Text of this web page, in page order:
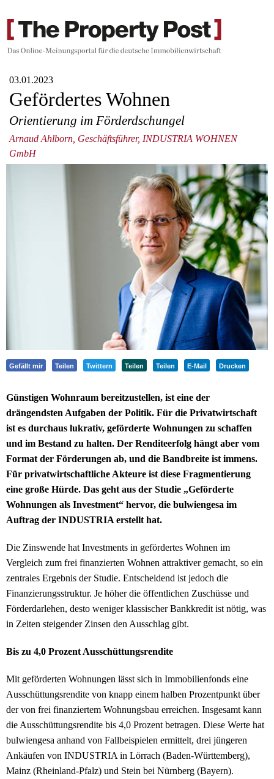
03.01.2023
Gefördertes Wohnen
Orientierung im Förderdschungel
Arnaud Ahlborn, Geschäftsführer, INDUSTRIA WOHNEN
GmbH
Gefällt mir Teilen Twittern Teilen Teilen E-Mail Drucken
Günstigen Wohnraum bereitzustellen, ist eine der
drängendsten Aufgaben der Politik. Für die Privatwirtschaft
ist es durchaus lukrativ, geförderte Wohnungen zu schaffen
und im Bestand zu halten. Der Renditeerfolg hängt aber vom
Format der Förderungen ab, und die Bandbreite ist immens.
Für privatwirtschaftliche Akteure ist diese Fragmentierung
eine große Hürde. Das geht aus der Studie „Geförderte
Wohnungen als Investment“ hervor, die bulwiengesa im
Auftrag der INDUSTRIA erstellt hat.
Die Zinswende hat Investments in gefördertes Wohnen im
Vergleich zum frei finanzierten Wohnen attraktiver gemacht, so ein
zentrales Ergebnis der Studie. Entscheidend ist jedoch die
Finanzierungsstruktur. Je höher die öffentlichen Zuschüsse und
Förderdarlehen, desto weniger klassischer Bankkredit ist nötig, was
in Zeiten steigender Zinsen den Ausschlag gibt.
Bis zu 4,0 Prozent Ausschüttungsrendite
Mit geförderten Wohnungen lässt sich in Immobilienfonds eine
Ausschüttungsrendite von knapp einem halben Prozentpunkt über
der von frei finanziertem Wohnungsbau erreichen. Insgesamt kann
die Ausschüttungsrendite bis 4,0 Prozent betragen. Diese Werte hat
bulwiengesa anhand von Fallbeispielen ermittelt, drei jüngeren
Ankäufen von INDUSTRIA in Lörrach (Baden-Württemberg),
Mainz (Rheinland-Pfalz) und Stein bei Nürnberg (Bayern).